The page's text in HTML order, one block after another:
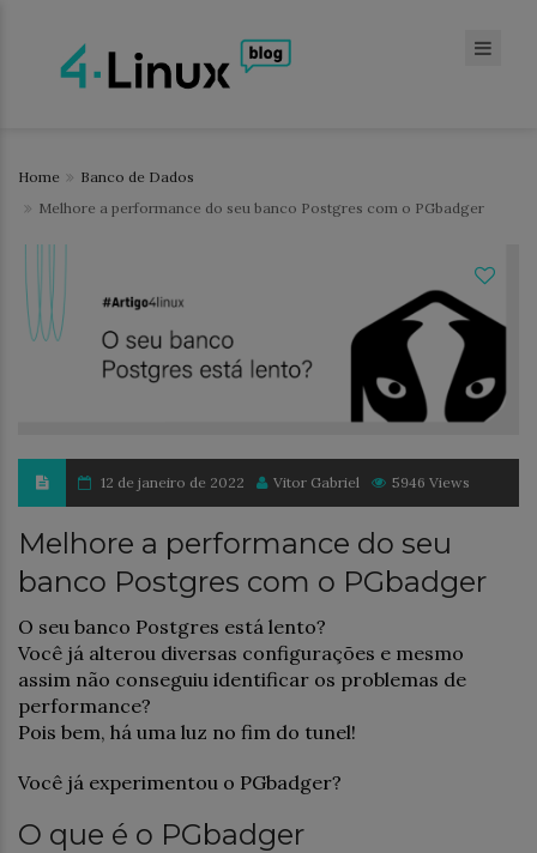
Home
Banco de Dados
Melhore a performance do seu banco Postgres com o PGbadger
12 de janeiro de 2022 Vitor Gabriel 5946 Views
Melhore a performance do seu
banco Postgres com o PGbadger
O seu banco Postgres está lento?
Você já alterou diversas configurações e mesmo
assim não conseguiu identificar os problemas de
performance?
Pois bem, há uma luz no fim do tunel!
Você já experimentou o PGbadger?
O que é o PGbadger